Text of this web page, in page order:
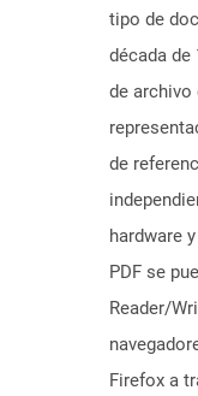
tipo de
década
de archivo
de
hardware
PDF se
Reader/
Firefox a